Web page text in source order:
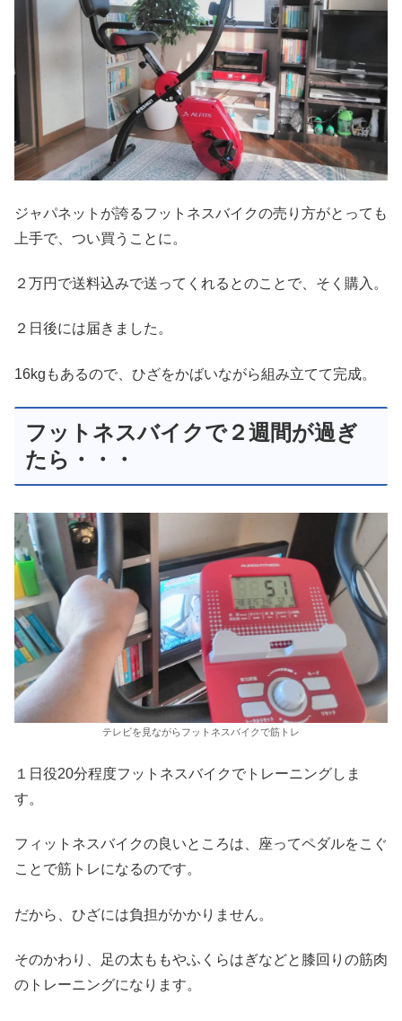
ジャパネットが誇るフットネスバイクの売り方がとっても
上手で、つい買うことに。
２万円で送料込みで送ってくれるとのことで、そく購入。
２日後には届きました。
16kgもあるので、ひざをかばいながら組み立てて完成。
フットネスバイクで２週間が過ぎ
たら・・・
テレビを見ながらフットネスバイクで筋トレ
１日役20分程度フットネスバイクでトレーニングしま
す。
フィットネスバイクの良いところは、座ってペダルをこぐ
ことで筋トレになるのです。
だから、ひざには負担がかかりません。
そのかわり、足の太ももやふくらはぎなどと膝回りの筋肉
のトレーニングになります。